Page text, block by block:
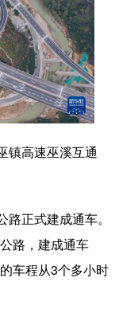
政务
汽车
数字经济
溯源中国
高速巫溪互通
正式建成通车。
路，建成通车
车程从3个多小时